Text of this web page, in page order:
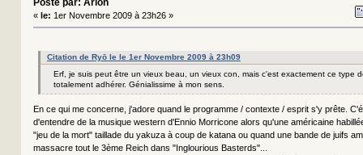
Posté par: Arion
« le: 1er Novembre 2009 à 23h26 »
Citation de Ryō le le 1er Novembre 2009 à 23h09
Erf, je suis peut être un vieux beau, un vieux con, mais c'est exactement ce type
totalement adhérer. Génialissime à mon sens.
En ce qui me concerne, j'adore quand le programme / contexte / esprit s'y prête.
d'entendre de la musique western d'Ennio Morricone alors qu'une américaine
"jeu de la mort" taillade du yakuza à coup de katana ou quand une bande de juifs
massacre tout le 3ème Reich dans "Inglourious Basterds"...